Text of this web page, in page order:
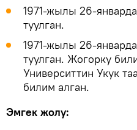
1971-жылы 26-
туулган.
1971-жылы 26-
туулган. Жогорку
Университтин Укук
билим алган.
Эмгек жолу: